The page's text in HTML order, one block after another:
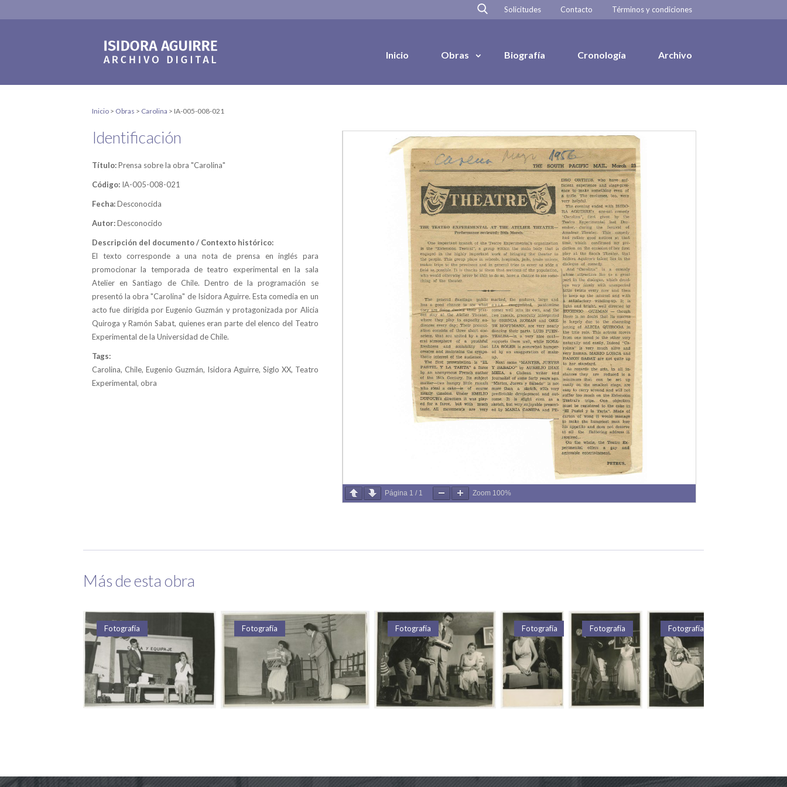
Solicitudes Contacto Términos y condiciones
Inicio Obras Biografía Cronología Archivo
Inicio > Obras > Carolina > IA-005-008-021
Página 1 / 1 Zoom 100%
Identificación
Título:Prensa sobre la obra "Carolina"
Código: IA-005-008-021
Fecha:Desconocida
Autor:Desconocido
Descripción del documento / Contexto histórico:
El texto corresponde a una nota de prensa en inglés para
promocionar la temporada de teatro experimental en la sala
Atelier en Santiago de Chile. Dentro de la programación se
presentó la obra "Carolina" de Isidora Aguirre. Esta comedia en un
acto fue dirigida por Eugenio Guzmán y protagonizada por Alicia
Quiroga y Ramón Sabat, quienes eran parte del elenco del Teatro
Experimental de la Universidad de Chile.
Tags:
Carolina, Chile, Eugenio Guzmán, Isidora Aguirre, Siglo XX, Teatro
Experimental, obra
Más de esta obra
Fotografía Fotografía Fotografía Fotografía Fotografía Texto